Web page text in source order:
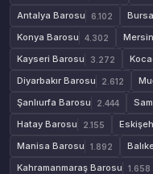
Antalya Barosu 6.102
Konya Barosu 4.302
Kayseri Barosu 3.272
Diyarbakır Barosu 2.612
Şanlıurfa Barosu 2.444
Hatay Barosu 2.155
Manisa Barosu 1.892
Kahramanmaraş Barosu 1.658